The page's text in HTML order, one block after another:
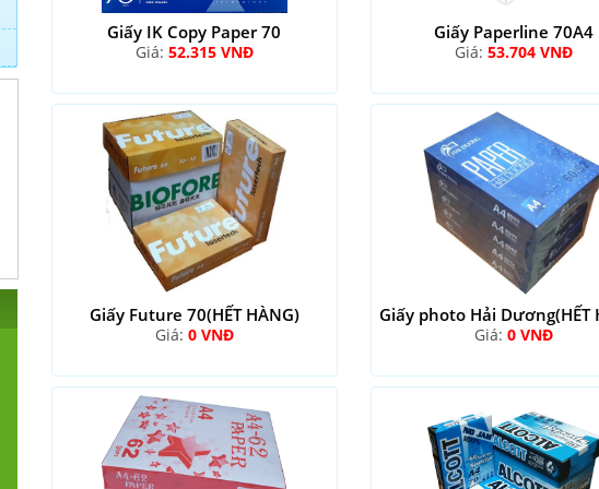
Giấy IK Copy Paper 70
Giá: 52.315 VNĐ
Giấy Paperline 70A4
Giá:53.704 VNĐ
Giấy Future 70(HẾT HÀNG)
Giá: 0 VNĐ
Giấy photo Hải Dương(HẾT
Giá:0 VNĐ